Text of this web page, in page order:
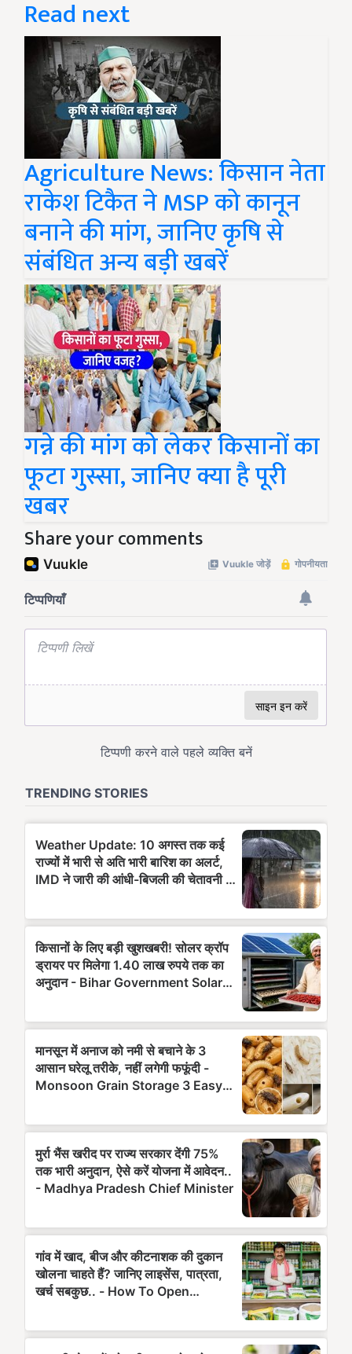
Read next
Agriculture News: किसान नेता
राकेश टिकैत ने MSP को कानून
बनाने की मांग, जानिए कृषि से
संबंधित अन्य बड़ी खबरें
गन्ने की मांग को लेकर किसानों का
फूटा गुस्सा, जानिए क्या है पूरी
खबर
Share your comments